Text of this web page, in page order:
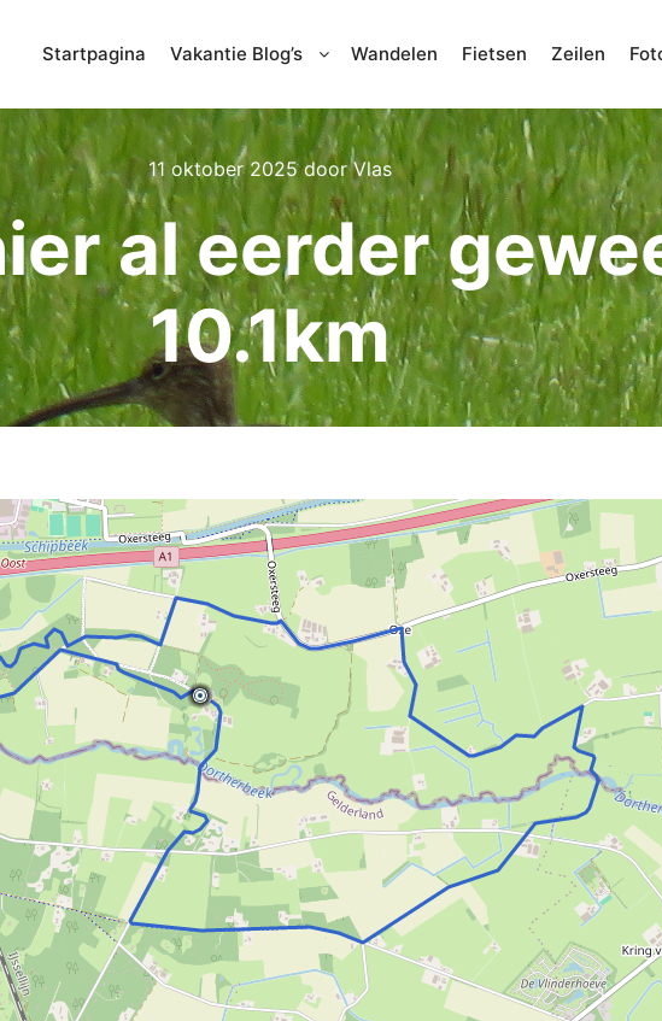
Startpagina Vakantie Blog’s Wandelen Fietsen Zeilen
11 oktober 2025doorVlas
al eerder
10.1km